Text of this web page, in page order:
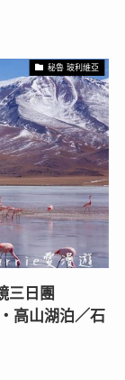
秘魯 玻利維亞
三日團
高山湖泊／石